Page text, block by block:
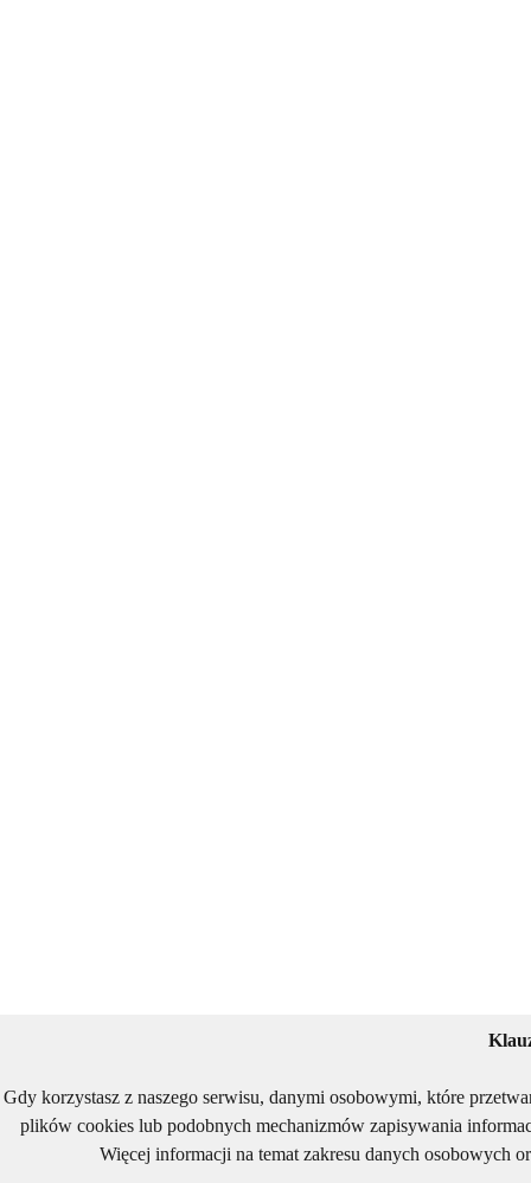
Gdy korzystasz z naszego serwisu, danymi osobowymi, które
plików cookies lub podobnych mechanizmów zapisywania
Więcej informacji na temat zakresu danych osobowych